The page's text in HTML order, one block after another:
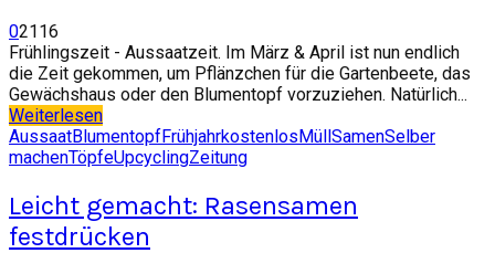
02116
Frühlingszeit - Aussaatzeit. Im März & April ist nun endlich
die Zeit gekommen, um Pflänzchen für die Gartenbeete, das
Gewächshaus oder den Blumentopf vorzuziehen. Natürlich...
Weiterlesen
AussaatBlumentopfFrühjahrkostenlosMüllSamenSelber
machenTöpfeUpcyclingZeitung
Leicht gemacht: Rasensamen
festdrücken